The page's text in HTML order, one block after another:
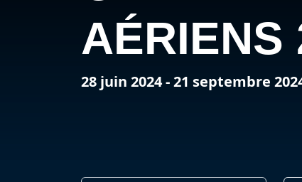
AÉRIENS
28 juin 2024 - 21 septembre